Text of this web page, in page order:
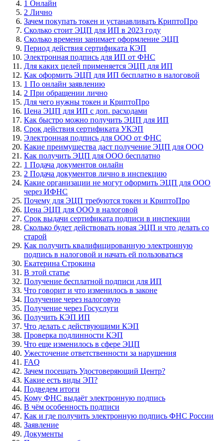
1 Онлайн
2 Лично
Зачем покупать токен и устанавливать КриптоПро
Сколько стоит ЭЦП для ИП в 2023 году
Сколько времени занимает оформление ЭЦП
Период действия сертификата КЭП
Электронная подпись для ИП от ФНС
Для каких целей применяется ЭЦП для ИП
Как оформить ЭЦП для ИП бесплатно в налоговой
1 По онлайн заявлению
2 При обращении лично
Для чего нужны токен и КриптоПро
Цена ЭЦП для ИП с доп. расходами
Как быстро можно получить ЭЦП для ИП
Срок действия сертификата УКЭП
Электронная подпись для ООО от ФНС
Какие преимущества даст получение ЭЦП для ООО
Как получить ЭЦП для ООО бесплатно
1 Подача документов онлайн
2 Подача документов лично в инспекцию
Какие организации не могут оформить ЭЦП для ООО
через ИФНС
Почему для ЭЦП требуются токен и КриптоПро
Цена ЭЦП для ООО в налоговой
Срок выдачи сертификата подписи в инспекции
Сколько будет действовать новая ЭЦП и что делать со
старой
Как получить квалифицированную электронную
подпись в налоговой и начать ей пользоваться
Екатерина Строкина
В этой статье
Получение бесплатной подписи для ИП
Что говорит и что изменилось в законе
Получение через налоговую
Получение через Госуслуги
Получить КЭП ИП
Что делать с действующими КЭП
Проверка подлинности КЭП
Что еще изменилось в сфере ЭЦП
Ужесточение ответственности за нарушения
FAQ
Зачем посещать Удостоверяющий Центр?
Какие есть виды ЭП?
Подведем итоги
Кому ФНС выдаёт электронную подпись
В чём особенность подписи
Как и где получить электронную подпись ФНС России
Заявление
Документы